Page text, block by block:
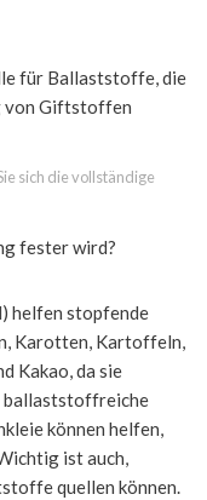
für Ballaststoffe, die
von Giftstoffen
sich die vollständige
fester wird?
helfen stopfende
Karotten, Kartoffeln,
Kakao, da sie
ballaststoffreiche
können helfen,
ist auch,
quellen können.